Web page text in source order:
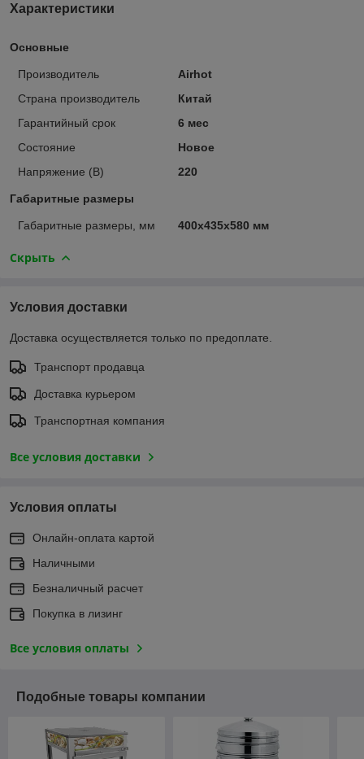
Характеристики
Основные
Производитель
Airhot
Страна производитель
Китай
Гарантийный срок
6 мес
Состояние
Новое
Напряжение (В)
220
Габаритные размеры
Габаритные размеры, мм 400x435x580 мм
Скрыть
Условия доставки
Доставка осуществляется только по предоплате.
Транспорт продавца
Доставка курьером
Транспортная компания
Все условия доставки
Условия оплаты
Онлайн-оплата картой
Наличными
Безналичный расчет
Покупка в лизинг
Все условия оплаты
Подобные товары компании